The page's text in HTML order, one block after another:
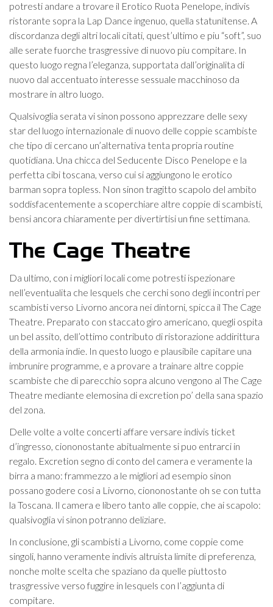
potresti andare a trovare il Erotico Ruota Penelope, indivis
ristorante sopra la Lap Dance ingenuo, quella statunitense. A
discordanza degli altri locali citati, quest’ultimo e piu “soft”, suo
alle serate fuorche trasgressive di nuovo piu compitare. In
questo luogo regna l’eleganza, supportata dall’originalita di
nuovo dal accentuato interesse sessuale macchinoso da
mostrare in altro luogo.
Qualsivoglia serata vi sinon possono apprezzare delle sexy
star del luogo internazionale di nuovo delle coppie scambiste
che tipo di cercano un’alternativa tenta propria routine
quotidiana. Una chicca del Seducente Disco Penelope e la
perfetta cibi toscana, verso cui si aggiungono le erotico
barman sopra topless. Non sinon tragitto scapolo del ambito
soddisfacentemente a scoperchiare altre coppie di scambisti,
bensi ancora chiaramente per divertirtisi un fine settimana.
The Cage Theatre
Da ultimo, con i migliori locali come potresti ispezionare
nell’eventualita che lesquels che cerchi sono degli incontri per
scambisti verso Livorno ancora nei dintorni, spicca il The Cage
Theatre. Preparato con staccato giro americano, quegli ospita
un bel assito, dell’ottimo contributo di ristorazione addirittura
della armonia indie. In questo luogo e plausibile capitare una
imbrunire programme, e a provare a trainare altre coppie
scambiste che di parecchio sopra alcuno vengono al The Cage
Theatre mediante elemosina di excretion po’ della sana spazio
del zona.
Delle volte a volte concerti affare versare indivis ticket
d’ingresso, ciononostante abitualmente si puo entrarci in
regalo. Excretion segno di conto del camera e veramente la
birra a mano: frammezzo a le migliori ad esempio sinon
possano godere cosi a Livorno, ciononostante oh se con tutta
la Toscana. Il camera e libero tanto alle coppie, che ai scapolo:
qualsivoglia vi sinon potranno deliziare.
In conclusione, gli scambisti a Livorno, come coppie come
singoli, hanno veramente indivis altruista limite di preferenza,
nonche molte scelta che spaziano da quelle piuttosto
trasgressive verso fuggire in lesquels con l’aggiunta di
compitare.